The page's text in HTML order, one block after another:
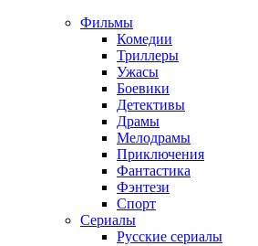
Фильмы
Комедии
Триллеры
Ужасы
Боевики
Детективы
Драмы
Мелодрамы
Приключения
Фантастика
Фэнтези
Спорт
Сериалы
Русские сериалы